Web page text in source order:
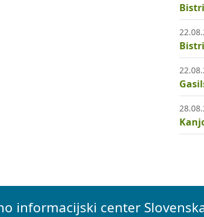
informacijski center